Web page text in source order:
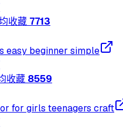
收藏 7713
easy beginner simple
收藏 8559
for girls teenagers craft